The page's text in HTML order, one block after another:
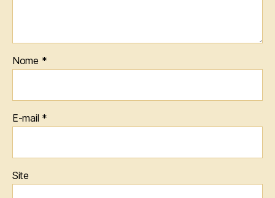
Nome *
E-mail *
Site